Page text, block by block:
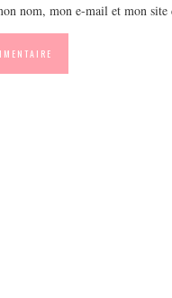
nom, mon e-mail et mon